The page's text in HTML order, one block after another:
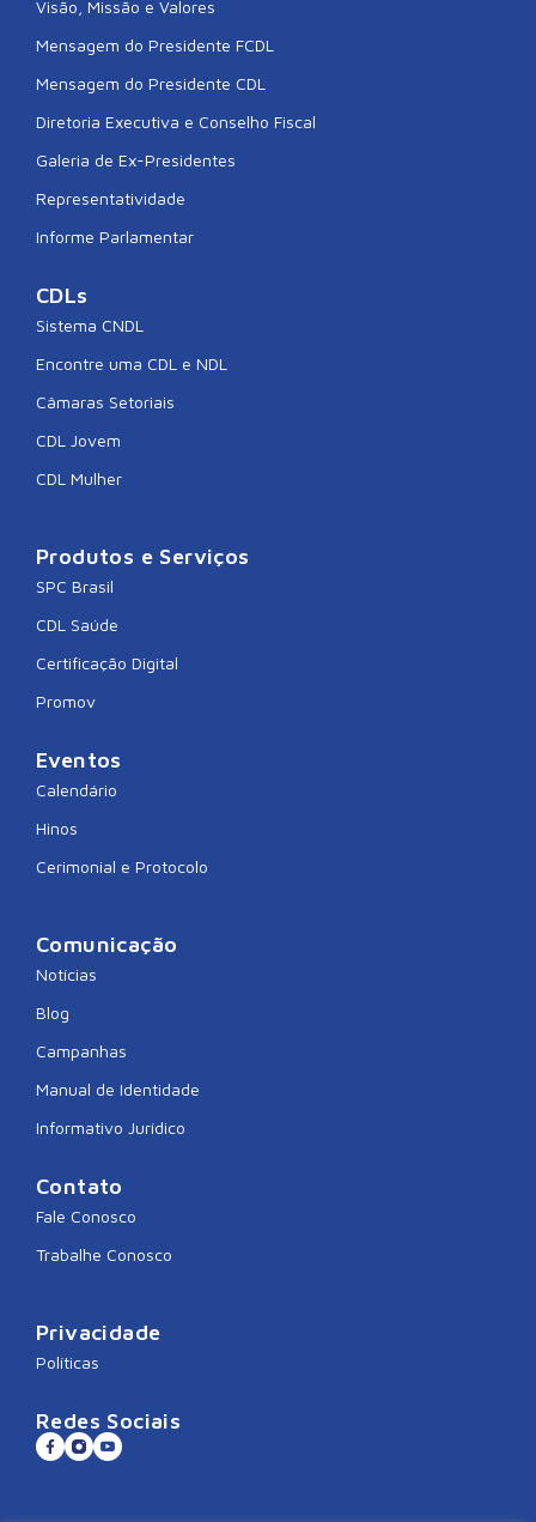
Visão, Missão e Valores
Mensagem do Presidente FCDL
Mensagem do Presidente CDL
Diretoria Executiva e Conselho Fiscal
Galeria de Ex-Presidentes
Representatividade
Informe Parlamentar
CDLs
Sistema CNDL
Encontre uma CDL e NDL
Câmaras Setoriais
CDL Jovem
CDL Mulher
Produtos e Serviços
SPC Brasil
CDL Saúde
Certificação Digital
Promov
Eventos
Calendário
Hinos
Cerimonial e Protocolo
Comunicação
Notícias
Blog
Campanhas
Manual de Identidade
Informativo Jurídico
Contato
Fale Conosco
Trabalhe Conosco
Privacidade
Políticas
Redes Sociais